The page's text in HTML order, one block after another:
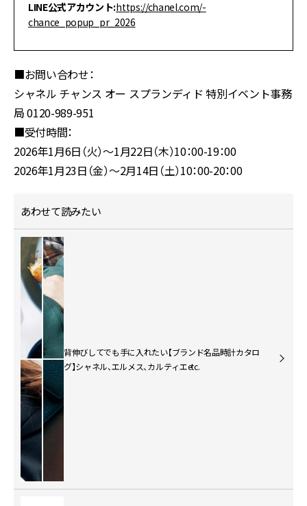
LINE公式アカウント:https://chanel.com/-
chance_popup_pr_2026
■お問い合わせ：
シャネル チャンス オー スプランディド 特別イベント事務
局 0120-989-951
■受付時間：
2026年1月6日（火）～1月22日（木）10：00-19：00
2026年1月23日（金）～2月14日（土）10：00-20：00
あわせて読みたい
背伸びしてでも手に入れたい【ブランド名品時計カタロ
グ】シャネル、エルメス、カルティエetc.